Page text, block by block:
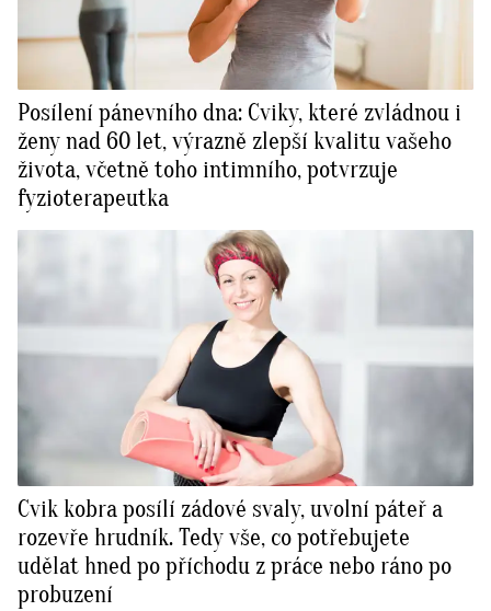
Posílení pánevního dna: Cviky, které zvládnou i
ženy nad 60 let, výrazně zlepší kvalitu vašeho
života, včetně toho intimního, potvrzuje
fyzioterapeutka
Cvik kobra posílí zádové svaly, uvolní páteř a
rozevře hrudník. Tedy vše, co potřebujete
udělat hned po příchodu z práce nebo ráno po
probuzení